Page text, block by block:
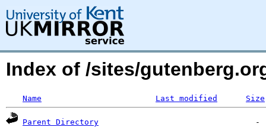
Index of /sites/
Name Last modified Size
Parent Directory